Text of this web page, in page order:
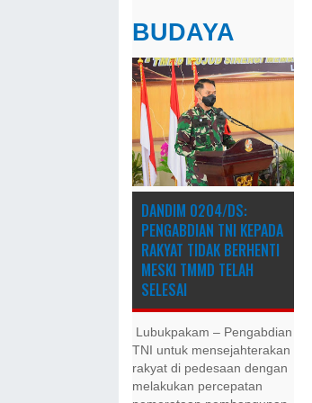
BUDAYA
DANDIM 0204/DS:
PENGABDIAN TNI KEPADA
RAKYAT TIDAK BERHENTI
MESKI ​TMMD TELAH
SELESAI
Lubukpakam – Pengabdian
TNI untuk mensejahterakan
rakyat di pedesaan dengan
melakukan percepatan